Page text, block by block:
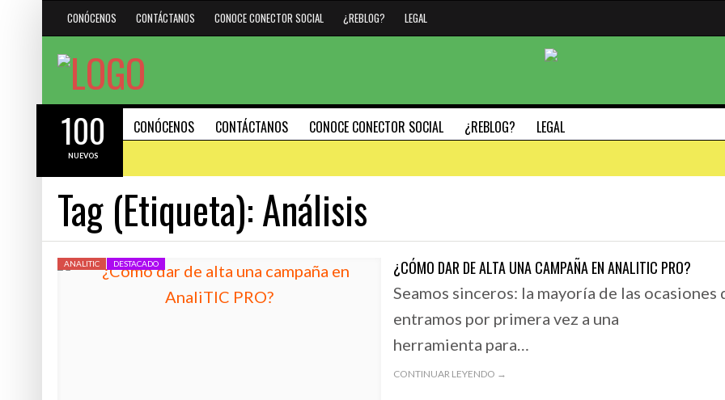
CONÓCENOS CONTÁCTANOS CONOCE CONECTOR SOCIAL ¿REBLOG? LEGAL
CONÓCENOS CONTÁCTANOS CONOCE CONECTOR SOCIAL ¿REBLOG? LEGAL
100
NUEVOS
21 FEBRERO, 2024
#HAZMARCA DESTACADO
INTELIGENCIA ARTIFICIAL: IMPULSOR DE
HERRAMIENTAS
30 PODEROSOS ATAJOS DEL TECLADO
(SHORTCUTS) PARA PC Y MAC
5 PILARES FUNDAMENTALES PARA DEFINIR LA
IDENTIDAD DE TU MARCA – MODELO NADIC
GENERAR
Tag (Etiqueta):Análisis
ANALITIC DESTACADO ¿CÓMO DAR DE ALTA UNA CAMPAÑA EN ANALITIC PRO?
Seamos sinceros: la mayoría de las ocasiones
entramos por primera vez a una
herramienta para…
CONTINUAR LEYENDO →